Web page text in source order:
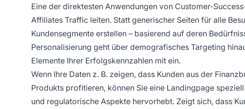
Eine der direktesten Anwendungen von Customer-
Affiliates Traffic leiten. Statt generischer Seiten für alle
Kundensegmente erstellen – basierend auf deren
Personalisierung geht über demografisches Targeting
Elemente Ihrer Erfolgskennzahlen mit ein.
Wenn Ihre Daten z. B. zeigen, dass Kunden aus der
Produkts profitieren, können Sie eine Landingpage
und regulatorische Aspekte hervorhebt. Zeigt sich, dass